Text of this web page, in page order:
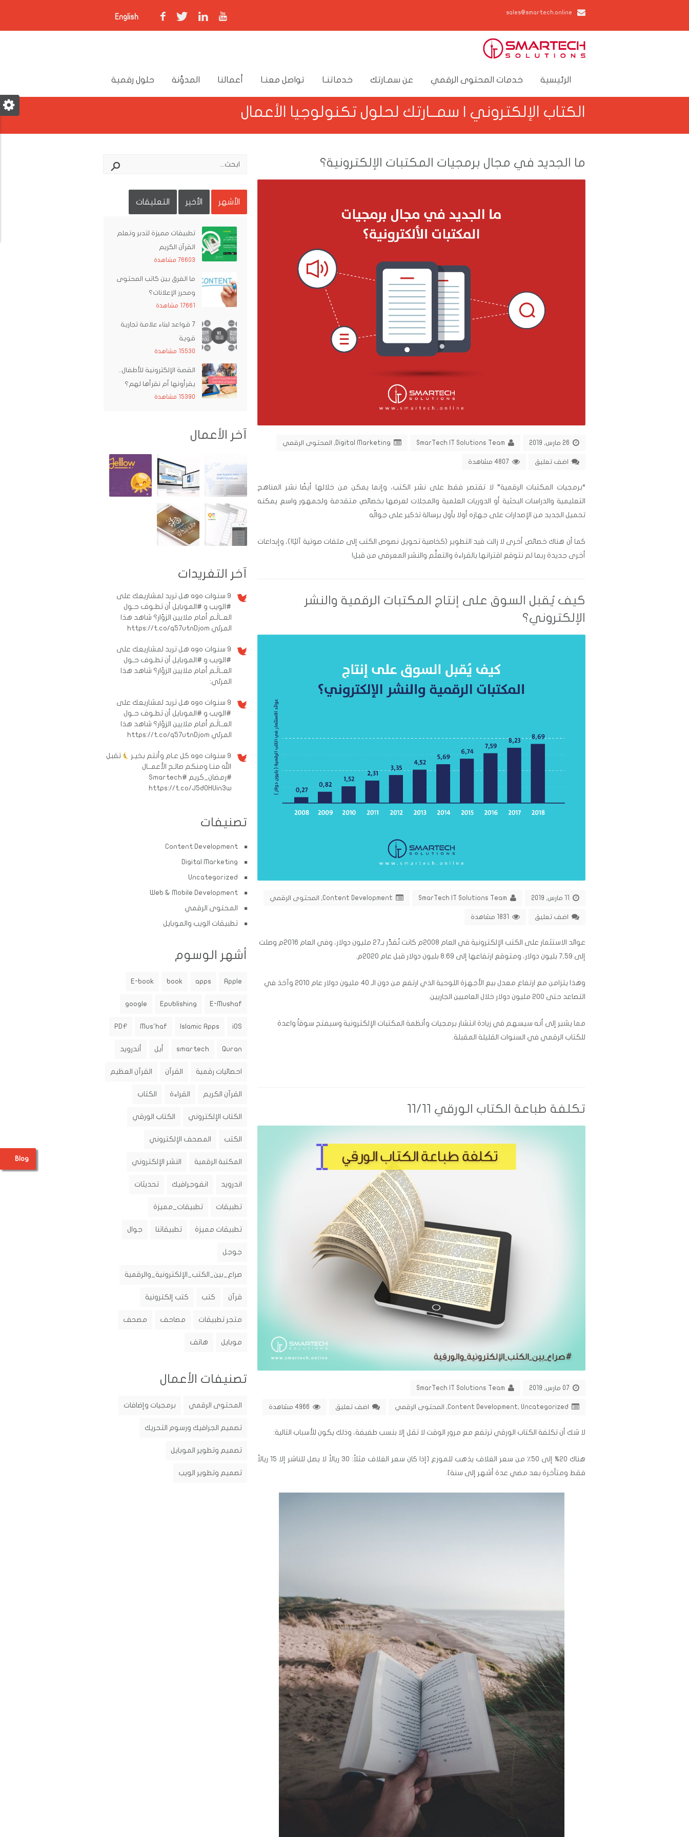
sales@smartech.online
English
الرئيسية خدمات المحتوى الرقمي عن سمـارتك خدماتنـا تواصل معنـا أعمالنا المدوَّنة حلول رقمية
الكتاب الإلكتروني | سمــارتك لحلول تكنولوجيا الأعمال
ما الجديد في مجال برمجيات المكتبات الإلكترونية؟
SmarTech IT Solutions Team
Digital Marketing
, المحتوى الرقمي
اضف تعليق
“برمجيات المكتبات الرقمية” لا تقتصر فقط على نشر الكتب، وإنما يمكن من خلالها أيضًا نشر المناهج
التعليمية والدراسات البحثية أو الدوريات العلمية والمجلات لعرضها بخصائص متقدمة ولجمهور واسع يمكنه
تحميل الجديد من الإصدارات على جهازه أولا بأول برسالة تذكير على جوالّه
كما أن هناك خصائص أخرى لا زالت قيد التطوير (كخاصية تحويل نصوص الكتب إلى ملفات صوتية آليًا!)، وإبداعات
أخرى جديدة ربما لم نتوقع اقترانها بالقراءة والتعلُّم والنشر المعرفي من قبل!
كيف يُقبل السوق على إنتاج المكتبات الرقمية والنشر
الإلكتروني؟
SmarTech IT Solutions Team
Content Development
, المحتوى الرقمي
اضف تعليق
عوائد الاستثمار على الكتب الإلكترونية في العام 2008م كانت تُقدَّر بـ27 مليون دولار، وفي العام 2016م وصلت
إلى 7,59 بليون دولار، ومتوقع ارتفاعها إلى 8.69 بليون دولار قبل عام 2020م.
وهذا يتزامن مع ارتفاع معدل بيع الأجهزة اللوحية الذي ارتفع من دون الـ 40 مليون دولار عام 2010 وآخذ في
التصاعد حتى 200 مليون دولار خلال العاميين الجاريين.
مما يشير إلى أنه سيسهم في زيادة انتشار برمجيات وأنظمة المكتبات الإلكترونية وسيفتح سوقاً واعدة
للكتاب الرقمي في السنوات القليلة المقبلة.
تكلفة طباعة الكتاب الورقي 11/11
SmarTech IT Solutions Team
Content Development, Uncategorized
, المحتوى الرقمي اضف تعليق
لا شك أن تكلفة الكتاب الورقي ترتفع مع مرور الوقت لا تقل إلا بنسب طفيفة، وذلك يكون للأسباب التالية:
هناك ٢٠% إلى ٥٠٪ من سعر الغلاف يذهب للموزع [إذا كان سعر الغلاف مثلاً: 30 ريالاً لا يصل للناشر إلا 15 ريالاً
فقط ومتأخرة بعد مضي عدة أشهر إلى سنة].
الأشهر الأخير التعليقات
تطبيقات مميزة لتدبر وتعلم
القرآن الكريم
76603 مشاهدة
ما الفرق بين كاتب المحتوى
ومحرر الإعلانات؟
17661 مشاهدة
7 قواعد لبناء علامة تجارية
قوية
15530 مشاهدة
القصة الإلكترونية للأطفال..
يقرأونها أم نقرأها لهم؟
15390 مشاهدة
آخر الأعمال
آخر التغريدات
9 سنوات ago
هل تريد لمشاريعك على
#الويب و #الموبايل أن تطـوف حـول
العــالَـم أمام ملايين الزوّار؟ شاهد هذا
المرئي https://t.co/q57utnDjom
9 سنوات ago
هل تريد لمشاريعك على
#الويب و #الموبايل أن تطـوف حـول
العــالَـم أمام ملايين الزوّار؟ شاهد هذا
المرئي:
9 سنوات ago
هل تريد لمشاريعك على
#الويب و #الموبايل أن تطـوف حـول
العــالَـم أمام ملايين الزوّار؟ شاهد هذا
المرئي https://t.co/q57utnDjom
9 سنوات ago كل عـام وأنتم بخيـر
تقبل
الله منـا ومنكم صالـح الأعمــال
#رمضان_كريم #Smartech
https://t.co/J5d0HUin3w
تصنيفات
Content Development
Digital Marketing
Uncategorized
Web & Mobile Development
المحتوى الرقمي
تطبيقات الويب والموبايل
أشهر الوسوم
Apple
apps
book
E-book
E-Mushaf
Epublishing
google
iOS
Islamic Apps
Mus'haf
PDF
Quran
smartech أبل أندرويد
احصائيات رقمية القرآن القرآن العظيم
القرآن الكريم القراءة الكتاب
الكتاب الإلكتروني الكتاب الورقي
الكتب المصحف الإلكتروني
المكتبة الرقمية النشر الإلكتروني
اندرويد انفوجرافيك تحديثات
تطبيقات تطبيقات_مميزة
تطبيقات مميزة تطبيقاتنا جوال
جوجل
صراع_بين_الكتب_الإلكترونية_والرقمية
قرآن كتب كتب إلكترونية
متجر تطبيقات مصاحف مصحف
موبايل هاتف
تصنيفات الأعمال
المحتوى الرقمي برمجيات وإضافات
تصميم الجرافيك ورسوم التحريك
تصميم وتطوير الموبايل
تصميم وتطوير الويب
Blog